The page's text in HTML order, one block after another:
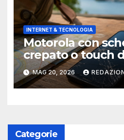
INTERNET & TECNOLOGIA
Motorola con
crepato o touch
come ripararlo
partire
MAG 20, 2026
Categorie